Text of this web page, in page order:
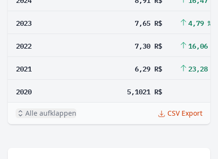
2023 7,65 R$ 4,79 %
2022 7,30 R$ 16,06 %
2021 6,29 R$ 23,28 %
2020 5,1021 R$
Alle aufklappen CSV Export